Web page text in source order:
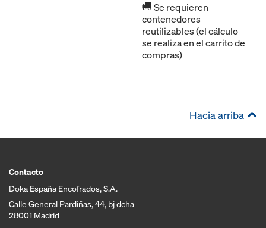
Se requieren
contenedores
reutilizables (el cálculo
se realiza en el carrito de
compras)
Hacia arriba
Contacto
Doka España Encofrados, S.A.
Calle General Pardiñas, 44, bj dcha
28001 Madrid